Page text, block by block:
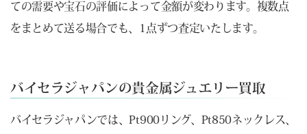
ての需要や宝石の評価によって金額が変わります。複数点
をまとめて送る場合でも、1点ずつ査定いたします。
バイセラジャパンの貴金属ジュエリー買取
バイセラジャパンでは、Pt900リング、Pt850ネックレス、